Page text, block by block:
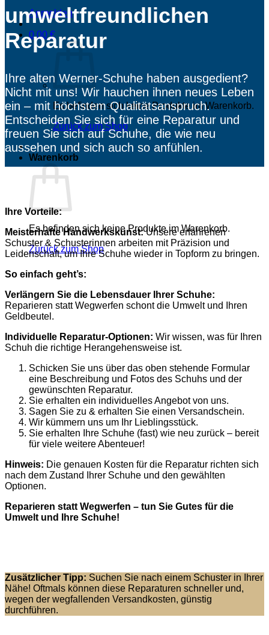
Anmelden
0,00€
Es befinden sich keine Produkte im Warenkorb.
Zurück zum Shop
Warenkorb
Es befinden sich keine Produkte im Warenkorb.
Zurück zum Shop
umweltfreundlichen
Reparatur
Ihre alten Werner-Schuhe haben ausgedient?
Nicht mit uns! Wir hauchen ihnen neues Leben
ein – mit höchstem Qualitätsanspruch.
Entscheiden Sie sich für eine Reparatur und
freuen Sie sich auf Schuhe, die wie neu
aussehen und sich auch so anfühlen.
Ihre Vorteile:
Meisterhafte Handwerkskunst:Unsere erfahrenen
Schuster & Schusterinnen arbeiten mit Präzision und
Leidenschaft, um Ihre Schuhe wieder in Topform zu bringen.
So einfach geht’s:
Verlängern Sie die Lebensdauer Ihrer Schuhe:
Reparieren statt Wegwerfen schont die Umwelt und Ihren
Geldbeutel.
Individuelle Reparatur-Optionen: Wir wissen, was für Ihren
Schuh die richtige Herangehensweise ist.
Schicken Sie uns über das oben stehende Formular
eine Beschreibung und Fotos des Schuhs und der
gewünschten Reparatur.
Sie erhalten ein individuelles Angebot von uns.
Sagen Sie zu & erhalten Sie einen Versandschein.
Wir kümmern uns um Ihr Lieblingsstück.
Sie erhalten Ihre Schuhe (fast) wie neu zurück – bereit
für viele weitere Abenteuer!
Hinweis: Die genauen Kosten für die Reparatur richten sich
nach dem Zustand Ihrer Schuhe und den gewählten
Optionen.
Reparieren statt Wegwerfen – tun Sie Gutes für die
Umwelt und Ihre Schuhe!
Zusätzlicher Tipp: Suchen Sie nach einem Schuster in Ihrer
Nähe! Oftmals können diese Reparaturen schneller und,
wegen der wegfallenden Versandkosten, günstig
durchführen.